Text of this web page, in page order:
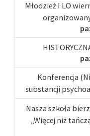
Młodzież I LO
Konferencja
substancji
Nasza szkoła
„Więcej niż